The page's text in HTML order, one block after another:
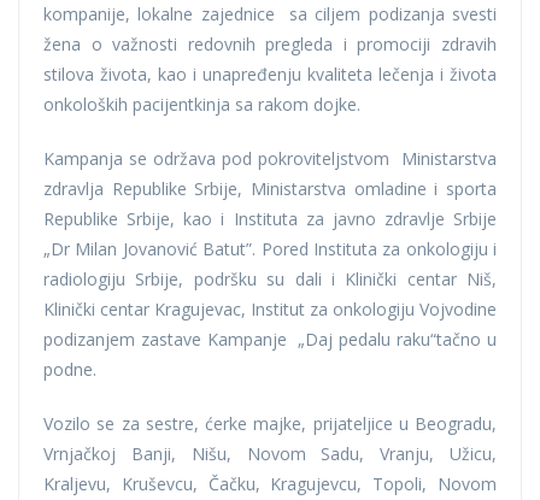
kompanije, lokalne zajednice sa ciljem podizanja svesti
žena o važnosti redovnih pregleda i promociji zdravih
stilova života, kao i unapređenju kvaliteta lečenja i života
onkoloških pacijentkinja sa rakom dojke.
Kampanja se održava pod pokroviteljstvom Ministarstva
zdravlja Republike Srbije, Ministarstva omladine i sporta
Republike Srbije, kao i Instituta za javno zdravlje Srbije
„Dr Milan Jovanović Batut”. Pored Instituta za onkologiju i
radiologiju Srbije, podršku su dali i Klinički centar Niš,
Klinički centar Kragujevac, Institut za onkologiju Vojvodine
podizanjem zastave Kampanje „Daj pedalu raku“tačno u
podne.
Vozilo se za sestre, ćerke majke, prijateljice u Beogradu,
Vrnjačkoj Banji, Nišu, Novom Sadu, Vranju, Užicu,
Kraljevu, Kruševcu, Čačku, Kragujevcu, Topoli, Novom